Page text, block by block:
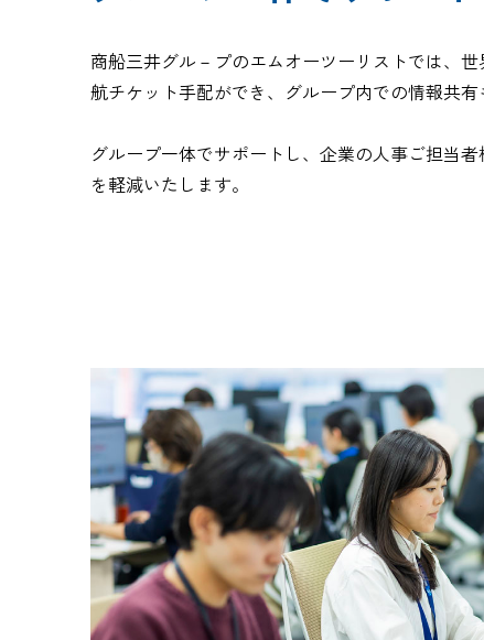
商船三井グル－プのエムオーツーリストでは、
航チケット手配ができ、グループ内での情報共有
グループ一体でサポートし、企業の人事ご担当
を軽減いたします。